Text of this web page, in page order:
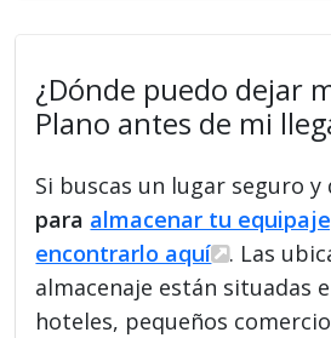
¿Dónde puedo dejar
Plano antes de mi
Si buscas un lugar seguro y
para almacenar tu
encontrarlo aquí
. Las
almacenaje están situadas
hoteles, pequeños